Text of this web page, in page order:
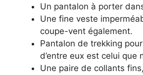
Un pantalon à porter
Une fine veste
coupe-vent également.
Pantalon de trekking pour
d’entre eux est celui que
Une paire de collants